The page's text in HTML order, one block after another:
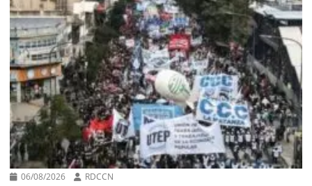
06/08/2026 RDCCN